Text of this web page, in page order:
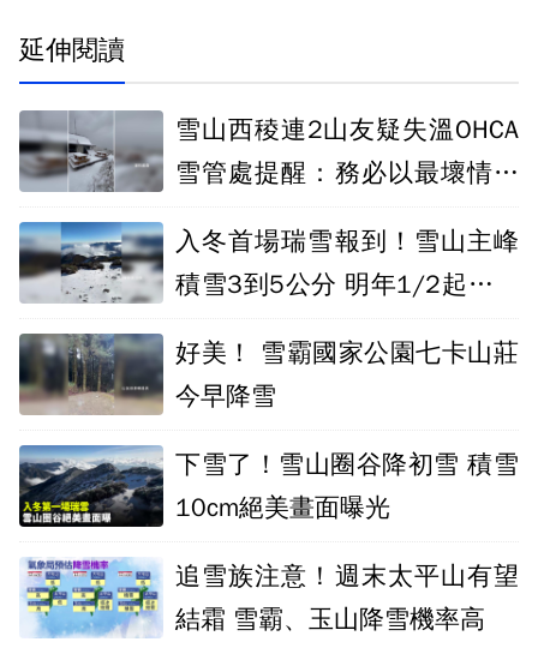
延伸閱讀
雪山西稜連2山友疑失溫OHCA
雪管處提醒：務必以最壞情境
入冬首場瑞雪報到！雪山主峰
積雪3到5公分 明年1/2起雪季
好美！ 雪霸國家公園七卡山莊
今早降雪
下雪了！雪山圈谷降初雪 積雪
10cm絕美畫面曝光
追雪族注意！週末太平山有望
結霜 雪霸、玉山降雪機率高